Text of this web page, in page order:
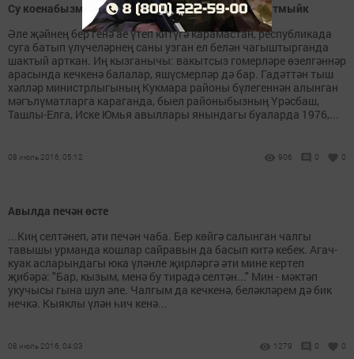
Су коенабызмы? Саклык чаралары турында онытмыйк
Әле җәйнең бер генә ае үтеп китүгә карамастан, республикада
суга батып үлүчеләрнең саны узган ел белән чагыштырганда
шактый арткан. Иң кызганычы: вакытсыз гомерләре өзелгәннәр
арасында кечкенә балалар, яшүсмерләр дә бар. Гадәттән тыш
хәлләр министрлыгының Кукмара районы бүлегеннән алынган
мәгълүматларга караганда, быел районыбызның Үрәсбаш,
Ташлы-Елга, Иске Юмья авыллары янындагы буаларда 1976,...
08 июль 2016, 05:12 906 0 0
Авылда печән өсте
...Киң селтәнеп, әти печән чаба. Бер көйгә салынган чалгы
тавышы урманда кошлар сайравын да басып китә кебек. Агач-
куак асларындагы юка үләнле җирләргә әти мине кертеп
җибәрә: "Бар, кызым, менә бу тирәдә селтән..." Мин - мәктәп
укучысы гына шул әле. Чалгым да кечкенә, беләкләрем дә бик
нечкә. Кыяклы үлән һич кенә...
08 июль 2016, 04:03 1279 0 0